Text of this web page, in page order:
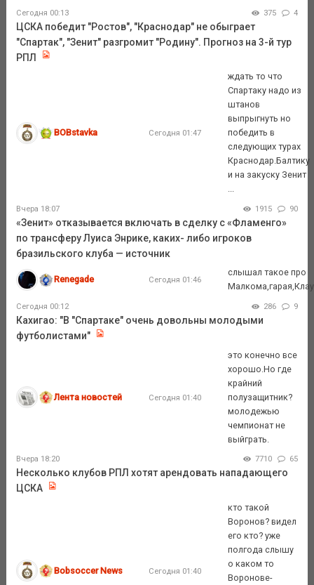
Сегодня 00:13 375 4
ЦСКА победит "Ростов", "Краснодар" не обыграет
"Спартак", "Зенит" разгромит "Родину". Прогноз на 3-й тур
РПЛ
BOBstavka Сегодня 01:47
ждать то что
Спартаку надо из
штанов
выпрыгнуть но
победить в
следующих турах
Краснодар.Балтику
и на закуску Зенит
...
Вчера 18:07 1915 90
«Зенит» отказывается включать в сделку с «Фламенго»
по трансферу Луиса Энрике, каких- либо игроков
бразильского клуба — источник
Renegade Сегодня 01:46
слышал такое про
Сегодня 00:12 286 9
Кахигао: "В "Спартаке" очень довольны молодыми
футболистами"
Лента новостей Сегодня 01:40
это конечно все
хорошо.Но где
крайний
полузащитник?
молодежью
чемпионат не
выйграть.
Вчера 18:20 7710 65
Несколько клубов РПЛ хотят арендовать нападающего
ЦСКА
Bobsoccer News Сегодня 01:40
кто такой
Воронов? видел
его кто? уже
полгода слышу
о каком то
Воронове-